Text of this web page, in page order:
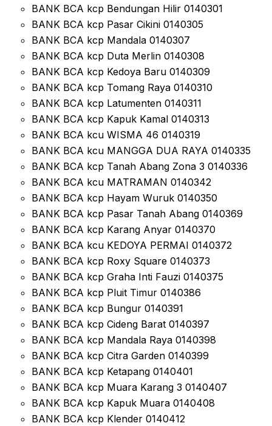
BANK BCA kcp Bendungan Hilir 0140301
BANK BCA kcp Pasar Cikini 0140305
BANK BCA kcp Mandala 0140307
BANK BCA kcp Duta Merlin 0140308
BANK BCA kcp Kedoya Baru 0140309
BANK BCA kcp Tomang Raya 0140310
BANK BCA kcp Latumenten 0140311
BANK BCA kcp Kapuk Kamal 0140313
BANK BCA kcu WISMA 46 0140319
BANK BCA kcu MANGGA DUA RAYA 0140335
BANK BCA kcp Tanah Abang Zona 3 0140336
BANK BCA kcu MATRAMAN 0140342
BANK BCA kcp Hayam Wuruk 0140350
BANK BCA kcp Pasar Tanah Abang 0140369
BANK BCA kcp Karang Anyar 0140370
BANK BCA kcu KEDOYA PERMAI 0140372
BANK BCA kcp Roxy Square 0140373
BANK BCA kcp Graha Inti Fauzi 0140375
BANK BCA kcp Pluit Timur 0140386
BANK BCA kcp Bungur 0140391
BANK BCA kcp Cideng Barat 0140397
BANK BCA kcp Mandala Raya 0140398
BANK BCA kcp Citra Garden 0140399
BANK BCA kcp Ketapang 0140401
BANK BCA kcp Muara Karang 3 0140407
BANK BCA kcp Kapuk Muara 0140408
BANK BCA kcp Klender 0140412